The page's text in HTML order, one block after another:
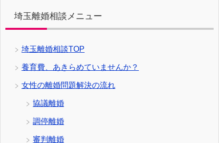
埼玉離婚相談メニュー
埼玉離婚相談TOP
養育費、あきらめていませんか？
女性の離婚問題解決の流れ
協議離婚
調停離婚
審判離婚